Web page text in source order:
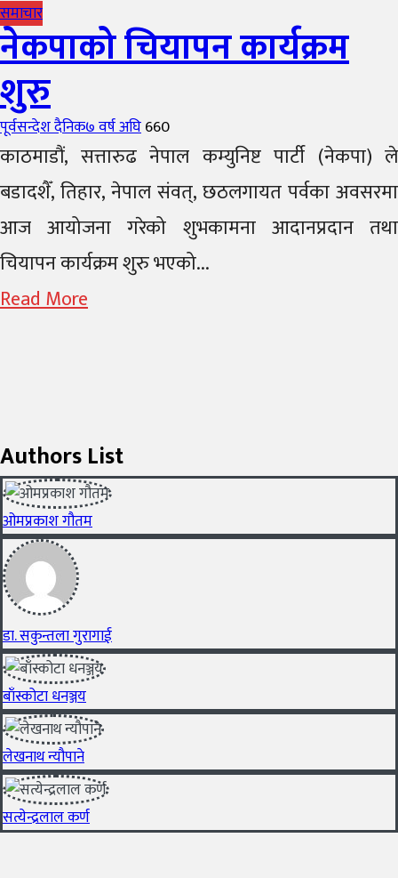
समाचार
नेकपाको चियापन कार्यक्रम
शुरु
Author
पूर्वसन्देश दैनिकPosted
on
७ वर्ष अघि660
काठमाडौं, सत्तारुढ नेपाल कम्युनिष्ट पार्टी (नेकपा) ले
बडादशैँ, तिहार, नेपाल संवत्, छठलगायत पर्वका अवसरमा
आज आयोजना गरेको शुभकामना आदानप्रदान तथा
चियापन कार्यक्रम शुरु भएको...
Read More
Authors List
ओमप्रकाश गौतम
डा. सकुन्तला गुरागाई
बाँस्कोटा धनञ्जय
लेखनाथ न्यौपाने
सत्येन्द्रलाल कर्ण